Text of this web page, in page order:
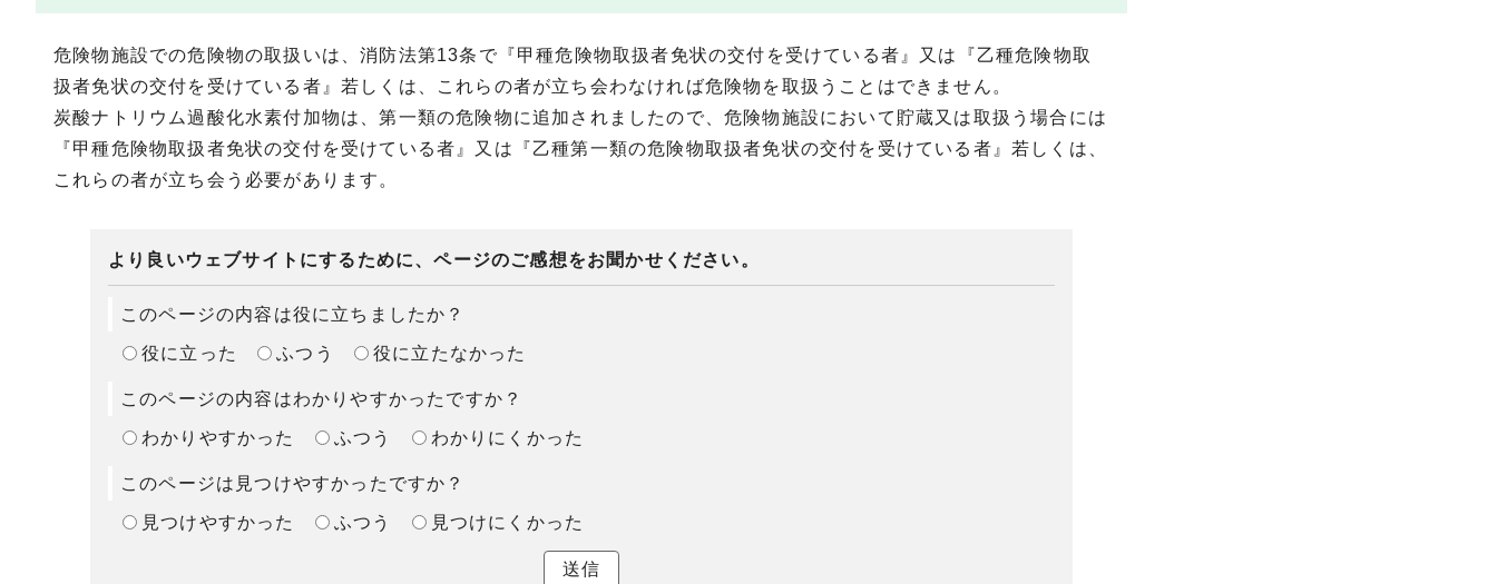
危険物施設での危険物の取扱いは、消防法第13条で『甲種危険物取扱者免状の交付を受けている者』又は『乙種危険物取
扱者免状の交付を受けている者』若しくは、これらの者が立ち会わなければ危険物を取扱うことはできません。
炭酸ナトリウム過酸化水素付加物は、第一類の危険物に追加されましたので、危険物施設において貯蔵又は取扱う場合には
『甲種危険物取扱者免状の交付を受けている者』又は『乙種第一類の危険物取扱者免状の交付を受けている者』若しくは、
これらの者が立ち会う必要があります。
より良いウェブサイトにするために、ページのご感想をお聞かせください。
このページの内容は役に立ちましたか？
役に立った ふつう 役に立たなかった
このページの内容はわかりやすかったですか？
わかりやすかった ふつう わかりにくかった
このページは見つけやすかったですか？
見つけやすかった ふつう 見つけにくかった
送信